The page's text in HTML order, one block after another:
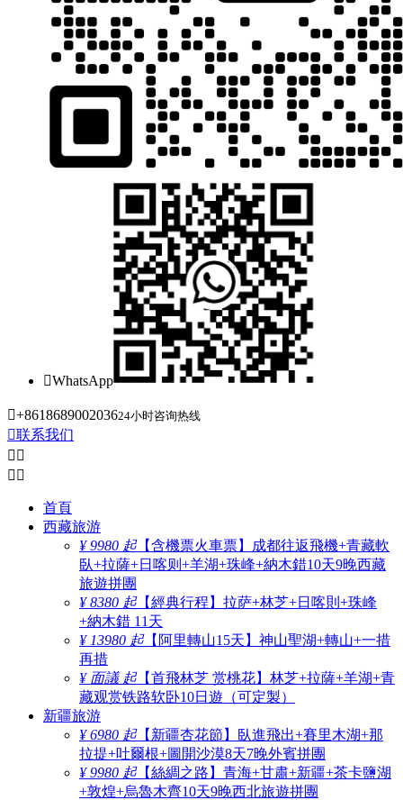
WhatsApp
+861868900203624小时咨询热线
联系我们
 
 
首頁
西藏旅游
¥ 9980 起【含機票火車票】成都往返飛機+青藏軟
臥+拉薩+日喀则+羊湖+珠峰+納木錯10天9晚西藏
旅遊拼團
¥ 8380 起【經典行程】拉萨+林芝+日喀則+珠峰
+納木錯 11天
¥ 13980 起【阿里轉山15天】神山聖湖+轉山+一措
再措
¥ 面議 起【首飛林芝 赏桃花】林芝+拉薩+羊湖+青
藏观赏铁路软卧10日遊（可定製）
新疆旅游
¥ 6980 起【新疆杏花節】臥進飛出+賽里木湖+那
拉提+吐爾根+圖開沙漠8天7晚外賓拼團
¥ 9980 起【絲綢之路】青海+甘肅+新疆+茶卡鹽湖
+敦煌+烏魯木齊10天9晚西北旅遊拼團